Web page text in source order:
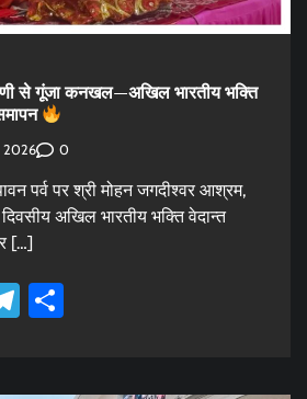
से गूंजा कनखल—अखिल भारतीय भक्ति
2026 0
पर्व पर श्री मोहन जगदीश्वर आश्रम,
अखिल भारतीय भक्ति वेदान्त
[…]
Telegram